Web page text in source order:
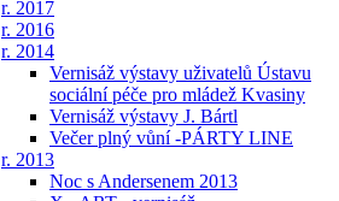
r. 2017
r. 2016
r. 2014
Vernisáž výstavy uživatelů Ústavu
sociální péče pro mládež Kvasiny
Vernisáž výstavy J. Bártl
Večer plný vůní -PÁRTY LINE
r. 2013
Noc s Andersenem 2013